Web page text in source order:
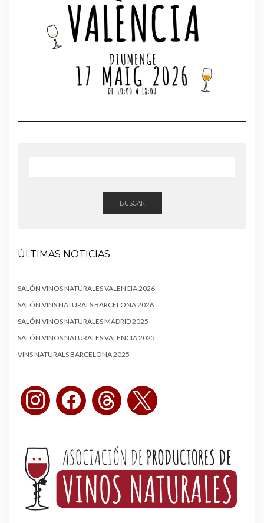
BUSCAR
ÚLTIMAS NOTICIAS
SALÓN VINOS NATURALES VALENCIA 2026
SALÓN VINS NATURALS BARCELONA 2026
SALÓN VINOS NATURALES MADRID 2025
SALÓN VINOS NATURALES VALENCIA 2025
VINS NATURALS BARCELONA 2025